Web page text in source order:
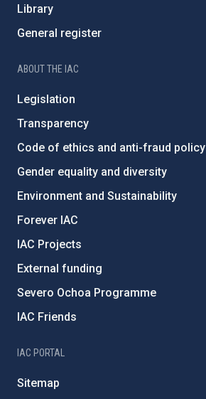
Library
General register
ABOUT THE IAC
Legislation
Transparency
Code of ethics and anti-fraud policy
Gender equality and diversity
Environment and Sustainability
Forever IAC
IAC Projects
External funding
Severo Ochoa Programme
IAC Friends
IAC PORTAL
Sitemap